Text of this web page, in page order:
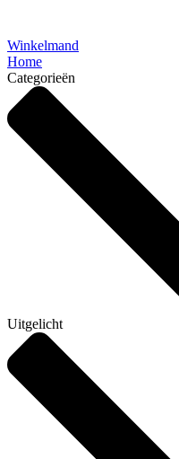
Winkelmand
Home
Categorieën
Uitgelicht